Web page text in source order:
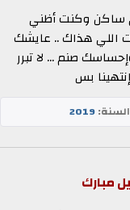
ساكن وكنت أظني
اللي هذاك .. عايشك
صنم ... لا تبرر
بس
السنة:2019
مبارك